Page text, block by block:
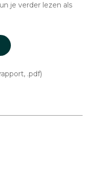
je verder lezen als
.pdf)